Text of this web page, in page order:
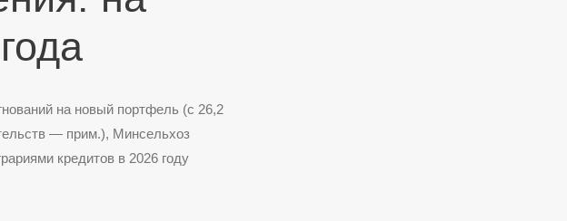
на новый портфель (с 26,2
— прим.), Минсельхоз
кредитов в 2026 году